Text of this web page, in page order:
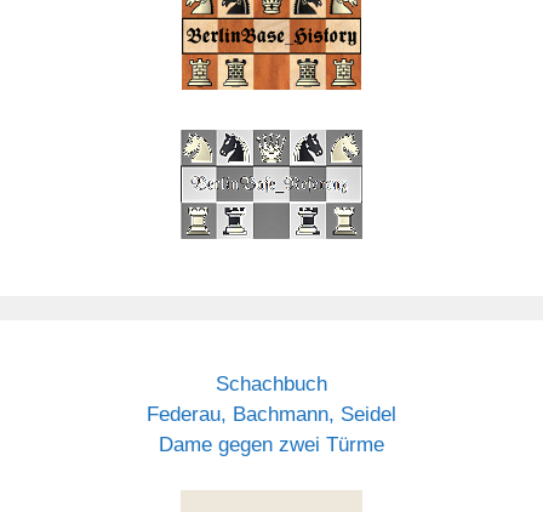
Schachbuch
Federau, Bachmann, Seidel
Dame gegen zwei Türme